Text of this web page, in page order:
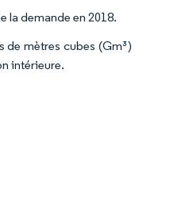
la demande en 2018.
de mètres cubes (Gm³)
intérieure.